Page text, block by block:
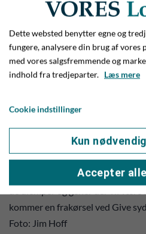
Lars Utoft forklarer her
kommer en frakørsel ved Give
Foto: Jim Hoff
Dette websted benytter egne og
fungere, analysere din brug af
med vores salgsfremmende og
indhold fra tredjeparter. Læs mere
Cookie indstillinger
Kun
Accepter